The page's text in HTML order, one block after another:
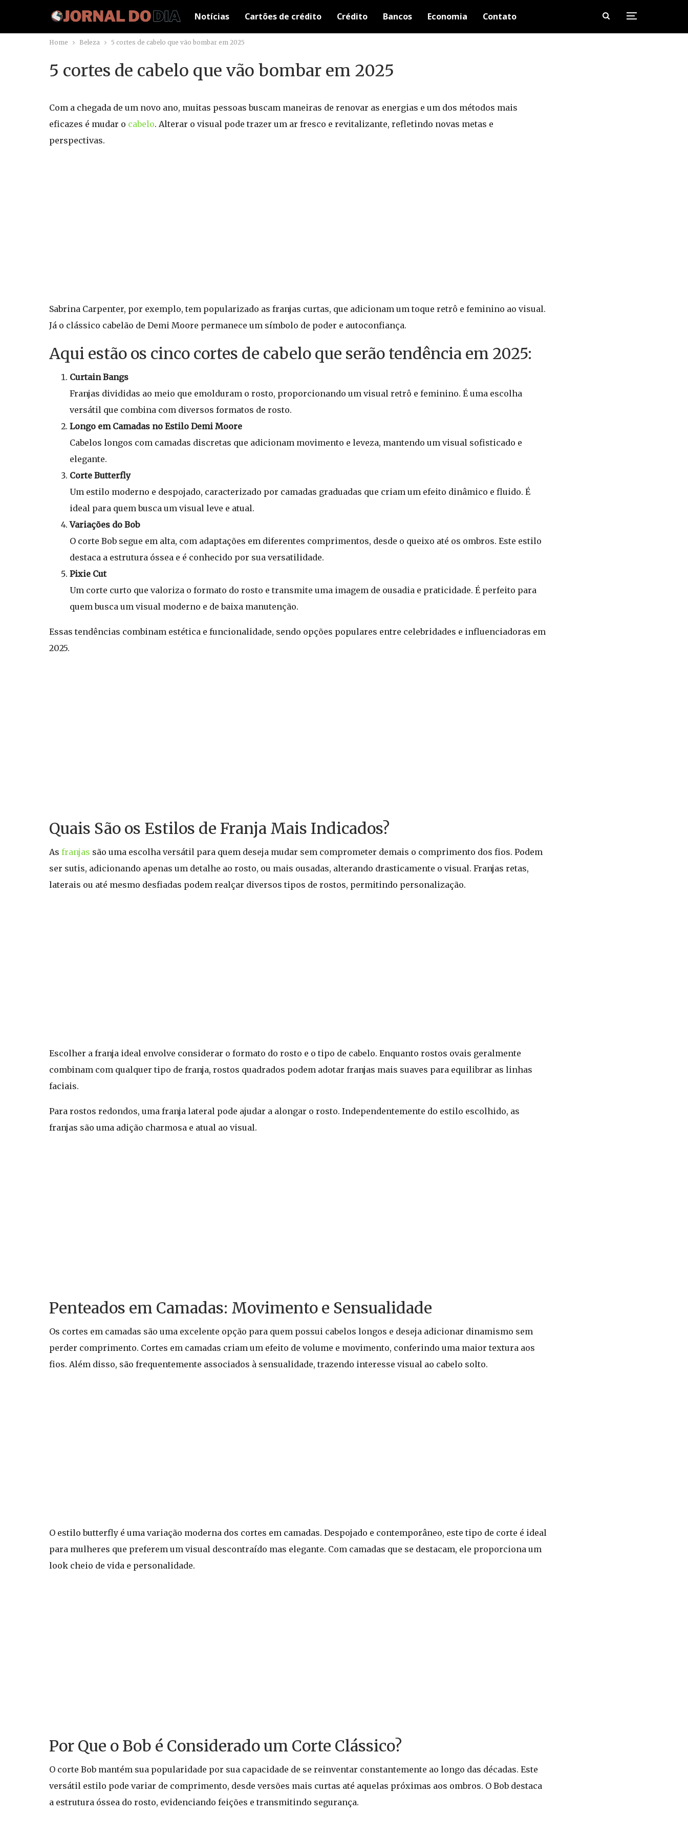
Notícias Cartões de crédito Crédito Bancos Economia Contato
Home Beleza 5 cortes de cabelo que vão bombar em 2025
5 cortes de cabelo que vão bombar em 2025
Com a chegada de um novo ano, muitas pessoas buscam maneiras de renovar as energias e um dos métodos mais
eficazes é mudar o cabelo. Alterar o visual pode trazer um ar fresco e revitalizante, refletindo novas metas e
perspectivas.
Sabrina Carpenter, por exemplo, tem popularizado as franjas curtas, que adicionam um toque retrô e feminino ao visual.
Já o clássico cabelão de Demi Moore permanece um símbolo de poder e autoconfiança.
Aqui estão os cinco cortes de cabelo que serão tendência em 2025:
Curtain Bangs
Franjas divididas ao meio que emolduram o rosto, proporcionando um visual retrô e feminino. É uma escolha
versátil que combina com diversos formatos de rosto.
Longo em Camadas no Estilo Demi Moore
Cabelos longos com camadas discretas que adicionam movimento e leveza, mantendo um visual sofisticado e
elegante.
Corte Butterfly
Um estilo moderno e despojado, caracterizado por camadas graduadas que criam um efeito dinâmico e fluido. É
ideal para quem busca um visual leve e atual.
Variações do Bob
O corte Bob segue em alta, com adaptações em diferentes comprimentos, desde o queixo até os ombros. Este estilo
destaca a estrutura óssea e é conhecido por sua versatilidade.
Pixie Cut
Um corte curto que valoriza o formato do rosto e transmite uma imagem de ousadia e praticidade. É perfeito para
quem busca um visual moderno e de baixa manutenção.
Essas tendências combinam estética e funcionalidade, sendo opções populares entre celebridades e influenciadoras em
2025.
Quais São os Estilos de Franja Mais Indicados?
As franjas são uma escolha versátil para quem deseja mudar sem comprometer demais o comprimento dos fios. Podem
ser sutis, adicionando apenas um detalhe ao rosto, ou mais ousadas, alterando drasticamente o visual. Franjas retas,
laterais ou até mesmo desfiadas podem realçar diversos tipos de rostos, permitindo personalização.
Escolher a franja ideal envolve considerar o formato do rosto e o tipo de cabelo. Enquanto rostos ovais geralmente
combinam com qualquer tipo de franja, rostos quadrados podem adotar franjas mais suaves para equilibrar as linhas
faciais.
Para rostos redondos, uma franja lateral pode ajudar a alongar o rosto. Independentemente do estilo escolhido, as
franjas são uma adição charmosa e atual ao visual.
Penteados em Camadas: Movimento e Sensualidade
Os cortes em camadas são uma excelente opção para quem possui cabelos longos e deseja adicionar dinamismo sem
perder comprimento. Cortes em camadas criam um efeito de volume e movimento, conferindo uma maior textura aos
fios. Além disso, são frequentemente associados à sensualidade, trazendo interesse visual ao cabelo solto.
O estilo butterfly é uma variação moderna dos cortes em camadas. Despojado e contemporâneo, este tipo de corte é ideal
para mulheres que preferem um visual descontraído mas elegante. Com camadas que se destacam, ele proporciona um
look cheio de vida e personalidade.
Por Que o Bob é Considerado um Corte Clássico?
O corte Bob mantém sua popularidade por sua capacidade de se reinventar constantemente ao longo das décadas. Este
versátil estilo pode variar de comprimento, desde versões mais curtas até aquelas próximas aos ombros. O Bob destaca
a estrutura óssea do rosto, evidenciando feições e transmitindo segurança.